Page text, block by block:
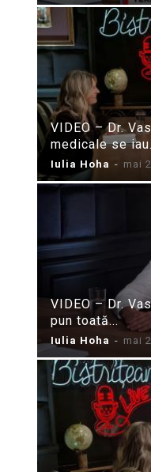
VIDEO – Dr.
medicale se
Iulia Hoha - mai
VIDEO – Dr.
pun toată...
Iulia Hoha - mai